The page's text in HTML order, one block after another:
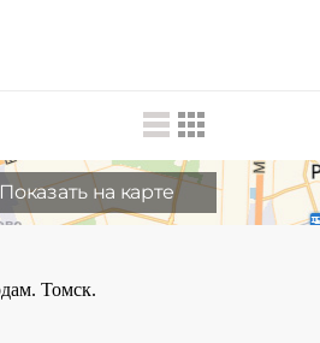
Показать на карте